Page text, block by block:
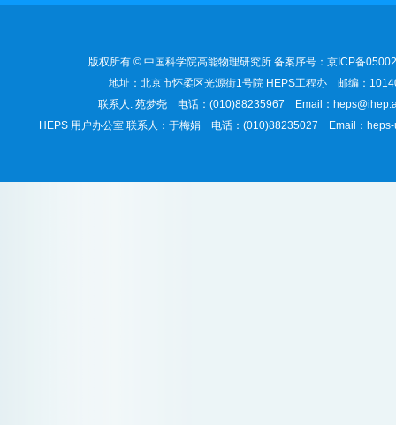
版权所有 © 中国科学院高能物理研究所 备案序号：京ICP备
地址：北京市怀柔区光源街1号院 HEPS工程办 邮编：
联系人: 苑梦尧 电话：(010)88235967 Email：
HEPS 用户办公室 联系人：于梅娟 电话：(010)88235027 Email：